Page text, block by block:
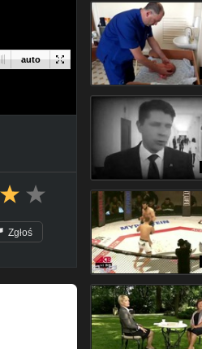
auto
Zgłoś